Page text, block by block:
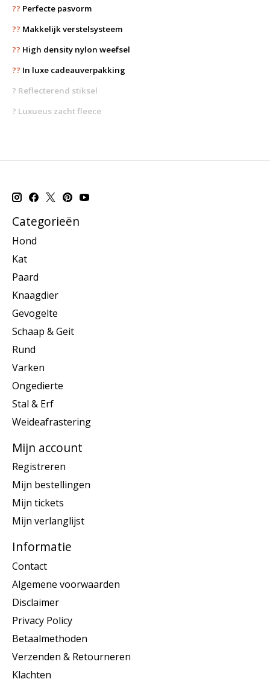
?? Perfecte pasvorm
?? Makkelijk verstelsysteem
?? High density nylon weefsel
?? In luxe cadeauverpakking
? Reflecterend stiksel
? Luxueus zacht fleece
Categorieën
Hond
Kat
Paard
Knaagdier
Gevogelte
Schaap & Geit
Rund
Varken
Ongedierte
Stal & Erf
Weideafrastering
Mijn account
Registreren
Mijn bestellingen
Mijn tickets
Mijn verlanglijst
Informatie
Contact
Algemene voorwaarden
Disclaimer
Privacy Policy
Betaalmethoden
Verzenden & Retourneren
Klachten